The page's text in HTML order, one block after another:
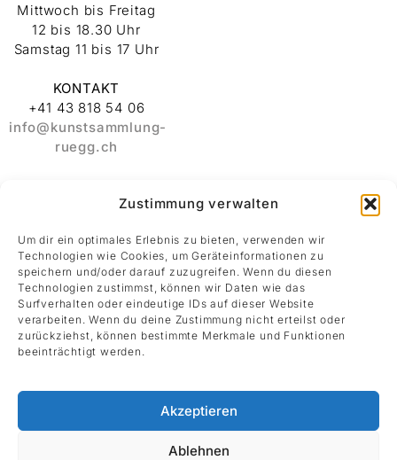
Zustimmung verwalten
Um dir ein optimales Erlebnis zu bieten, verwenden wir
Technologien wie Cookies, um Geräteinformationen zu
speichern und/oder darauf zuzugreifen. Wenn du diesen
Technologien zustimmst, können wir Daten wie das
Surfverhalten oder eindeutige IDs auf dieser Website
verarbeiten. Wenn du deine Zustimmung nicht erteilst oder
zurückziehst, können bestimmte Merkmale und Funktionen
beeinträchtigt werden.
Akzeptieren
Ablehnen
Mittwoch bis Freitag
12 bis 18.30 Uhr
Samstag 11 bis 17 Uhr
KONTAKT
+41 43 818 54 06
info@kunstsammlung-
ruegg.ch
Stiftung
Albert und Melanie
Rüegg
Rämistrasse 30
8001 Zürich
Datenschutz